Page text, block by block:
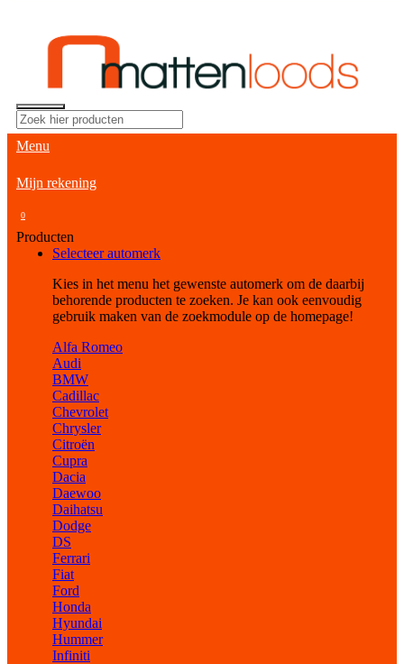
Menu
Mijn rekening
0
Producten
Selecteer automerk
Kies in het menu het gewenste automerk om de daarbij
behorende producten te zoeken. Je kan ook eenvoudig
gebruik maken van de zoekmodule op de homepage!
Alfa Romeo
Audi
BMW
Cadillac
Chevrolet
Chrysler
Citroën
Cupra
Dacia
Daewoo
Daihatsu
Dodge
DS
Ferrari
Fiat
Ford
Honda
Hyundai
Hummer
Infiniti